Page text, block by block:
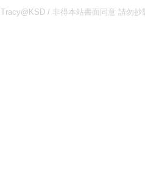
Tracy@KSD / 非得本站書面同意 請勿